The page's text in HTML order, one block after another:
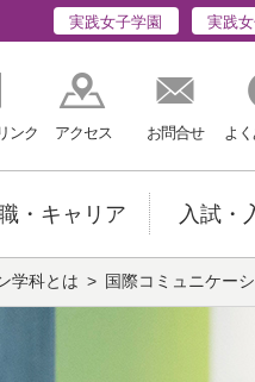
実践女子学園 実践
ンク アクセス お問合せ よ
・キャリア 入試・
学科とは 国際コミュニケー